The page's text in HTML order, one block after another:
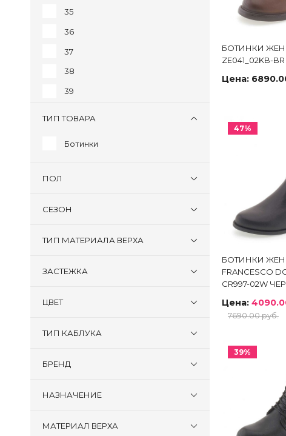
35
36
37
38
39
ТИП ТОВАРА
Ботинки
ПОЛ
СЕЗОН
ТИП МАТЕРИАЛА ВЕРХА
ЗАСТЕЖКА
ЦВЕТ
ТИП КАБЛУКА
БРЕНД
НАЗНАЧЕНИЕ
МАТЕРИАЛ ВЕРХА
БОТИНКИ
ZE041_02KB-
Цена:
47%
БОТИНКИ
FRANCESCO
CR997-02W
Цена:
7690.00 руб.
39%